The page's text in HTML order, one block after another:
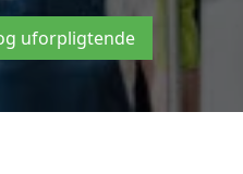
uforpligtende